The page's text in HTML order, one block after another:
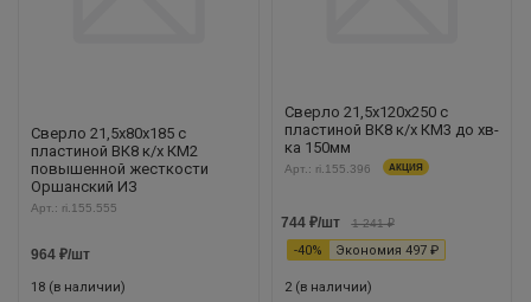
Сверло 21,5х80х185 с
пластиной ВК8 к/х КМ2
повышенной жесткости
Оршанский ИЗ
Арт.: ri.155.555
964 ₽/шт
18 (в наличии)
Сверло 21,5х120х250 с
пластиной ВК8 к/х КМ3 до хв-
ка 150мм
Арт.: ri.155.396 АКЦИЯ
744₽/шт 1 241₽
-40% Экономия 497₽
2 (в наличии)